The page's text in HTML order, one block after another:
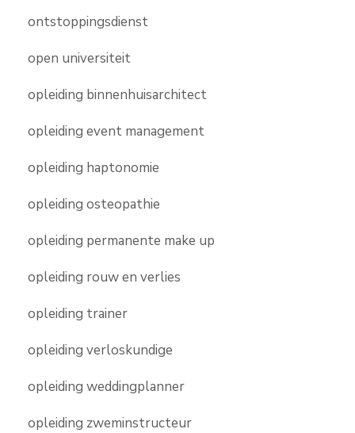
ontstoppingsdienst
open universiteit
opleiding binnenhuisarchitect
opleiding event management
opleiding haptonomie
opleiding osteopathie
opleiding permanente make up
opleiding rouw en verlies
opleiding trainer
opleiding verloskundige
opleiding weddingplanner
opleiding zweminstructeur